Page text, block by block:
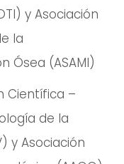
y Asociación
la
Ósea (ASAMI)
Científica –
de la
y Asociación